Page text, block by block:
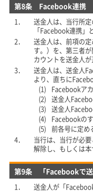
第8条 Facebook連携
1．
送金人は、当行所
「Facebook連携」
2．
送金人は、前項の
す。）を、第三者
カウントを送金人
3．
送金人は、送金人
より、直ちに
(1)
Facebookア
(2) 送金人
(3) 送金人
(4)
Facebookの
(5) 前各号に定め
4．
当行は、当行が必
解除し、もしくは
第9条 「Facebookで
1．
送金人が「